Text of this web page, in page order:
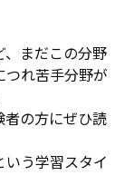
、まだこの分野
れ苦手分野が
の方にぜひ読
う学習スタイ